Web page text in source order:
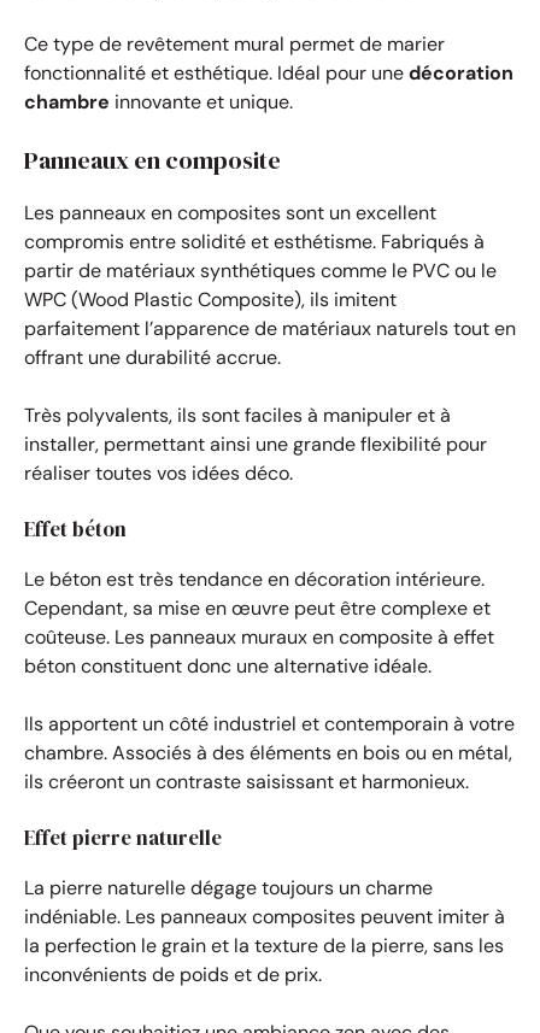
Ce type de revêtement mural permet de marier
fonctionnalité et esthétique. Idéal pour unedécoration
chambre innovante et unique.
Panneaux en composite
Les panneaux en composites sont un excellent
compromis entre solidité et esthétisme. Fabriqués à
partir de matériaux synthétiques comme le PVC ou le
WPC (Wood Plastic Composite), ils imitent
parfaitement l’apparence de matériaux naturels tout en
offrant une durabilité accrue.
Très polyvalents, ils sont faciles à manipuler et à
installer, permettant ainsi une grande flexibilité pour
réaliser toutes vos idées déco.
Effet béton
Le béton est très tendance en décoration intérieure.
Cependant, sa mise en œuvre peut être complexe et
coûteuse. Les panneaux muraux en composite à effet
béton constituent donc une alternative idéale.
Ils apportent un côté industriel et contemporain à votre
chambre. Associés à des éléments en bois ou en métal,
ils créeront un contraste saisissant et harmonieux.
Effet pierre naturelle
La pierre naturelle dégage toujours un charme
indéniable. Les panneaux composites peuvent imiter à
la perfection le grain et la texture de la pierre, sans les
inconvénients de poids et de prix.